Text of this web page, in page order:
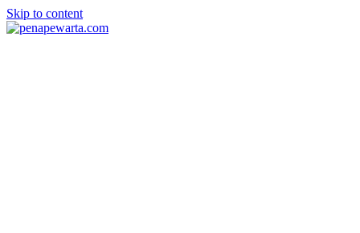
Skip to content